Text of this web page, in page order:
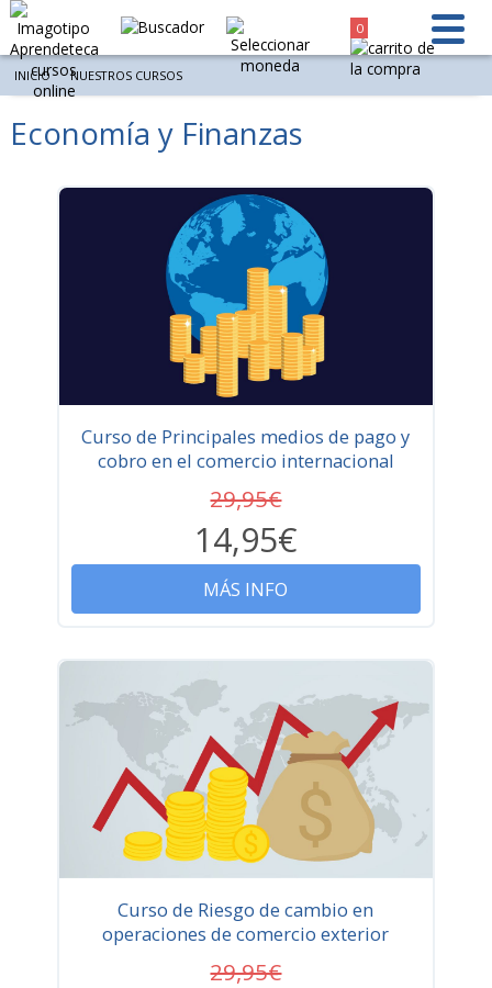
0
INICIO NUESTROS CURSOS
Economía y Finanzas
Resultados 15 de 6 - Mostrar por página
Curso de Principales medios de pago y
cobro en el comercio internacional
29,95€
14,95€
MÁS INFO
Curso de Riesgo de cambio en
operaciones de comercio exterior
29,95€